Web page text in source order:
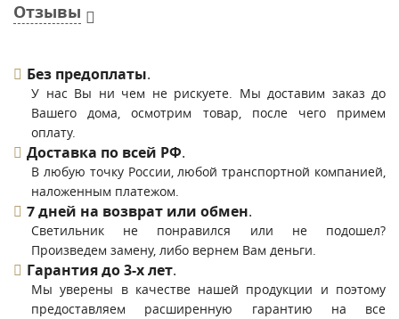
Отзывы
Без предоплаты.
У нас Вы ни чем не рискуете. Мы доставим заказ до
Вашего дома, осмотрим товар, после чего примем
оплату.
Доставка по всей РФ.
В любую точку России, любой транспортной компанией,
наложенным платежом.
7 дней на возврат или обмен.
Светильник не понравился или не подошел?
Произведем замену, либо вернем Вам деньги.
Гарантия до 3-х лет.
Мы уверены в качестве нашей продукции и поэтому
предоставляем расширенную гарантию на все